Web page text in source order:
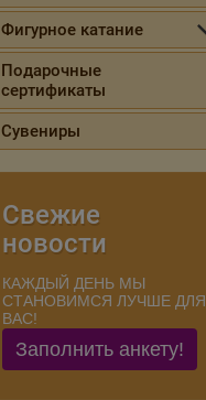
Фигурное катание
Подарочные
сертификаты
Сувениры
Свежие
новости
КАЖДЫЙ ДЕНЬ МЫ
СТАНОВИМСЯ ЛУЧШЕ ДЛЯ
ВАС!
Заполнить анкету!